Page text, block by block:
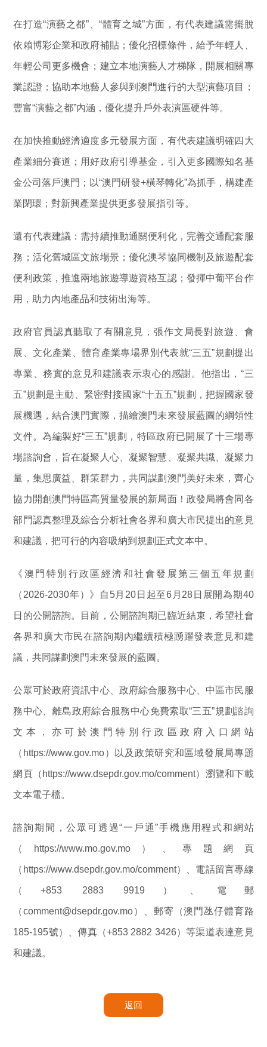
在打造“演藝之都”、“體育之城”方面，有代表建議需擺脫
依賴博彩企業和政府補貼；優化招標條件，給予年輕人、
年輕公司更多機會；建立本地演藝人才梯隊，開展相關專
業認證；協助本地藝人參與到澳門進行的大型演藝項目；
豐富“演藝之都”內涵，優化提升戶外表演區硬件等。
在加快推動經濟適度多元發展方面，有代表建議明確四大
產業細分賽道；用好政府引導基金，引入更多國際知名基
金公司落戶澳門；以“澳門研發+橫琴轉化”為抓手，構建產
業閉環；對新興產業提供更多發展指引等。
還有代表建議：需持續推動通關便利化，完善交通配套服
務；活化舊城區文旅場景；優化澳琴協同機制及旅遊配套
便利政策，推進兩地旅遊導遊資格互認；發揮中葡平台作
用，助力內地產品和技術出海等。
政府官員認真聽取了有關意見，張作文局長對旅遊、會
展、文化產業、體育產業專場界別代表就“三五”規劃提出
專業、務實的意見和建議表示衷心的感謝。他指出，“三
五”規劃是主動、緊密對接國家“十五五”規劃，把握國家發
展機遇，結合澳門實際，描繪澳門未來發展藍圖的綱領性
文件。為編製好“三五”規劃，特區政府已開展了十三場專
場諮詢會，旨在凝聚人心、凝聚智慧、凝聚共識、凝聚力
量，集思廣益、群策群力，共同謀劃澳門美好未來，齊心
協力開創澳門特區高質量發展的新局面！政發局將會同各
部門認真整理及綜合分析社會各界和廣大市民提出的意見
和建議，把可行的內容吸納到規劃正式文本中。
《澳門特別行政區經濟和社會發展第三個五年規劃
（2026-2030年）》自5月20日起至6月28日展開為期40
日的公開諮詢。目前，公開諮詢期已臨近結束，希望社會
各界和廣大市民在諮詢期內繼續積極踴躍發表意見和建
議，共同謀劃澳門未來發展的藍圖。
公眾可於政府資訊中心、政府綜合服務中心、中區市民服
務中心、離島政府綜合服務中心免費索取“三五”規劃諮詢
文本，亦可於澳門特別行政區政府入口網站
（https://www.gov.mo）以及政策研究和區域發展局專題
網頁（https://www.dsepdr.gov.mo/comment）瀏覽和下載
文本電子檔。
諮詢期間，公眾可透過“一戶通”手機應用程式和網站
（https://www.mo.gov.mo）、專題網頁
（https://www.dsepdr.gov.mo/comment）、電話留言專線
（+853 2883 9919）、電郵
（comment@dsepdr.gov.mo）、郵寄（澳門氹仔體育路
185-195號）、傳真（+853 2882 3426）等渠道表達意見
和建議。
返回